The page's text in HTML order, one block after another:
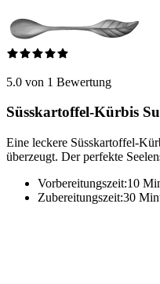
5.0 von 1 Bewertung
Süsskartoffel-Kürbis
Eine leckere Süsskartoffel-
überzeugt. Der perfekte
Vorbereitungszeit:10
Zubereitungszeit:30